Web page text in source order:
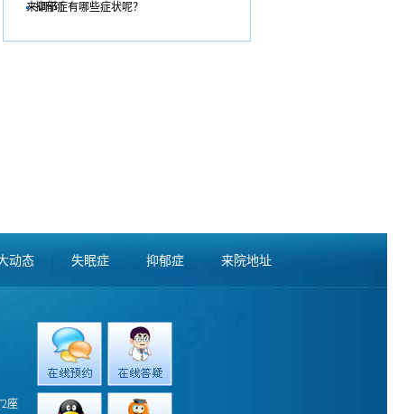
来调节！
抑郁症有哪些症状呢？
动态 失眠症 抑郁症 来院地址
座